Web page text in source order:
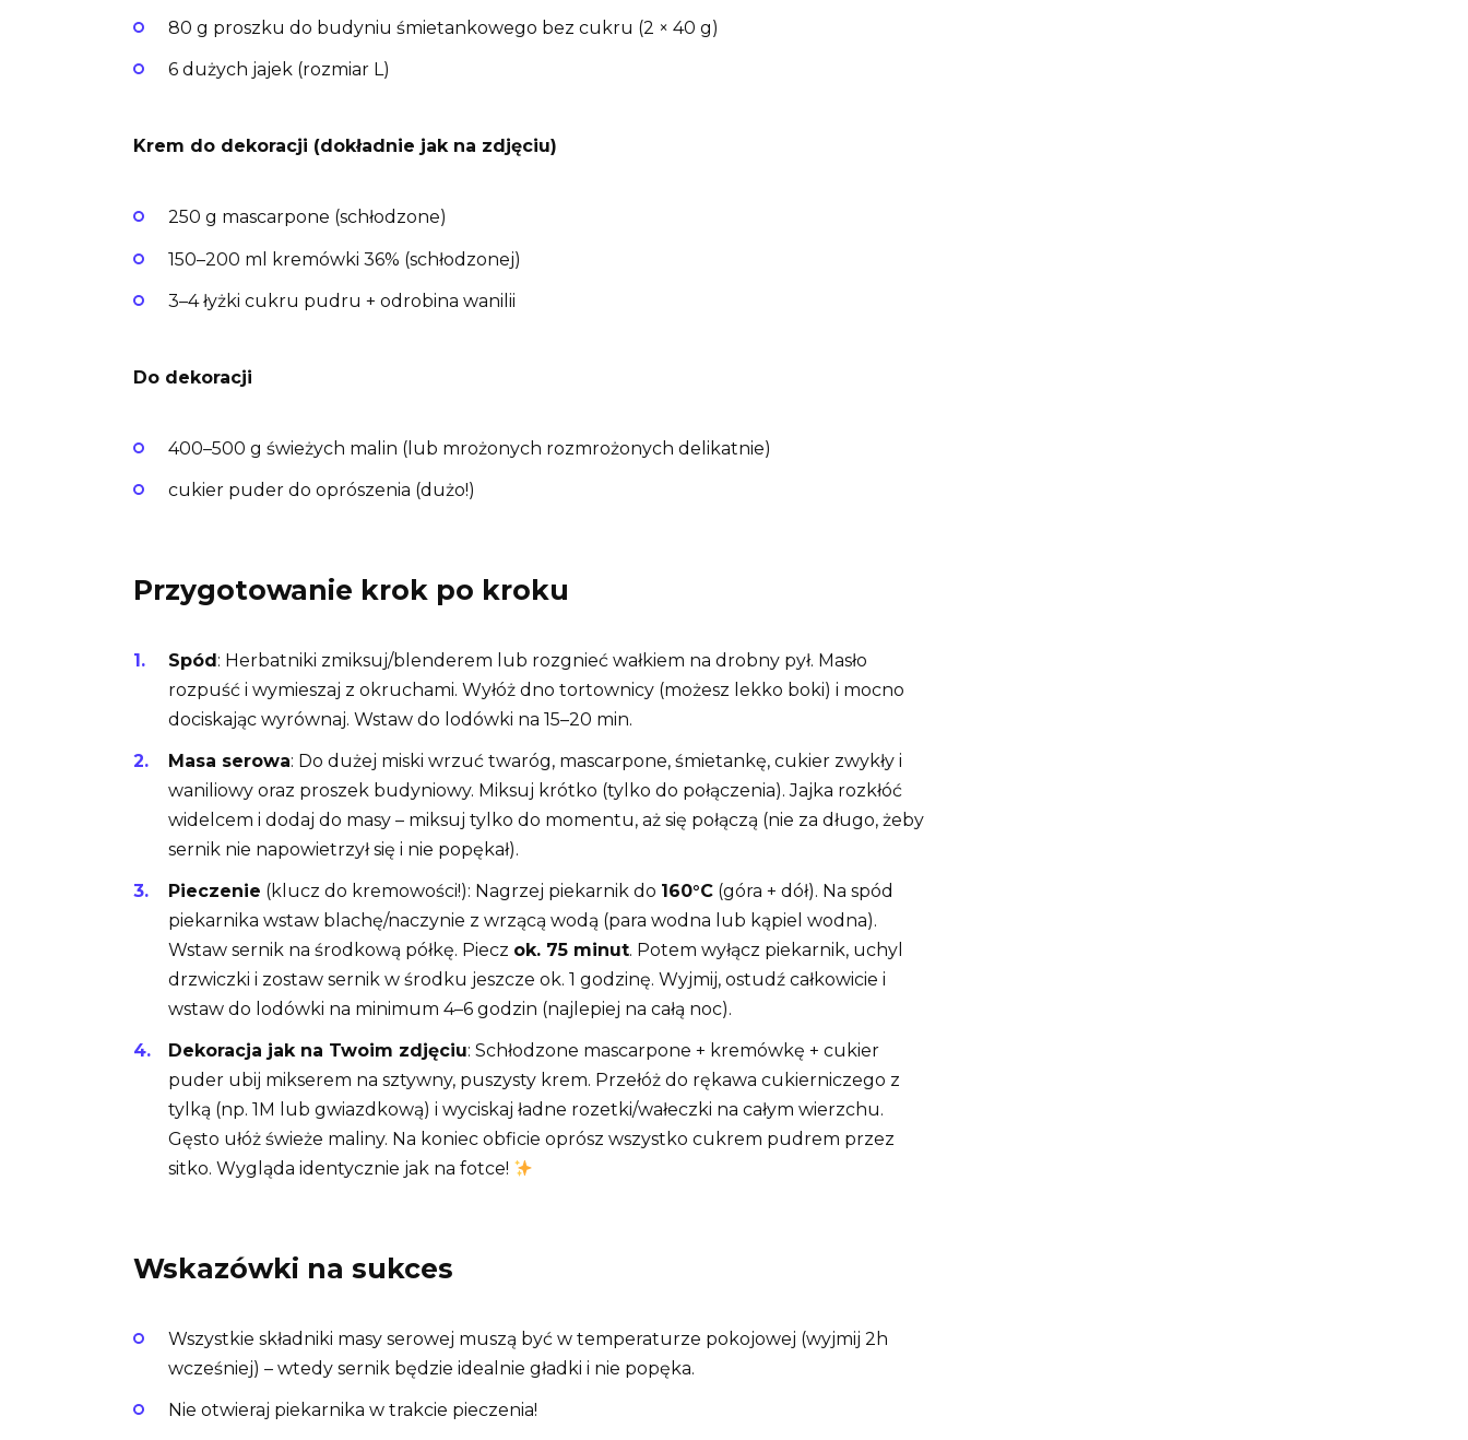
80 g proszku do budyniu śmietankowego bez cukru (2 × 40 g)
6 dużych jajek (rozmiar L)
Krem do dekoracji (dokładnie jak na zdjęciu)
250 g mascarpone (schłodzone)
150–200 ml kremówki 36% (schłodzonej)
3–4 łyżki cukru pudru + odrobina wanilii
Do dekoracji
400–500 g świeżych malin (lub mrożonych rozmrożonych delikatnie)
cukier puder do oprószenia (dużo!)
Przygotowanie krok po kroku
Spód: Herbatniki zmiksuj/blenderem lub rozgnieć wałkiem na drobny pył. Masło
rozpuść i wymieszaj z okruchami. Wyłóż dno tortownicy (możesz lekko boki) i mocno
dociskając wyrównaj. Wstaw do lodówki na 15–20 min.
Masa serowa: Do dużej miski wrzuć twaróg, mascarpone, śmietankę, cukier zwykły i
waniliowy oraz proszek budyniowy. Miksuj krótko (tylko do połączenia). Jajka rozkłóć
widelcem i dodaj do masy – miksuj tylko do momentu, aż się połączą (nie za długo, żeby
sernik nie napowietrzył się i nie popękał).
Pieczenie (klucz do kremowości!): Nagrzej piekarnik do 160°C (góra + dół). Na spód
piekarnika wstaw blachę/naczynie z wrzącą wodą (para wodna lub kąpiel wodna).
Wstaw sernik na środkową półkę. Piecz ok. 75 minut. Potem wyłącz piekarnik, uchyl
drzwiczki i zostaw sernik w środku jeszcze ok. 1 godzinę. Wyjmij, ostudź całkowicie i
wstaw do lodówki na minimum 4–6 godzin (najlepiej na całą noc).
Dekoracja jak na Twoim zdjęciu: Schłodzone mascarpone + kremówkę + cukier
puder ubij mikserem na sztywny, puszysty krem. Przełóż do rękawa cukierniczego z
tylką (np. 1M lub gwiazdkową) i wyciskaj ładne rozetki/wałeczki na całym wierzchu.
Gęsto ułóż świeże maliny. Na koniec obficie oprósz wszystko cukrem pudrem przez
sitko. Wygląda identycznie jak na fotce!
Wskazówki na sukces
Wszystkie składniki masy serowej muszą być w temperaturze pokojowej (wyjmij 2h
wcześniej) – wtedy sernik będzie idealnie gładki i nie popęka.
Nie otwieraj piekarnika w trakcie pieczenia!